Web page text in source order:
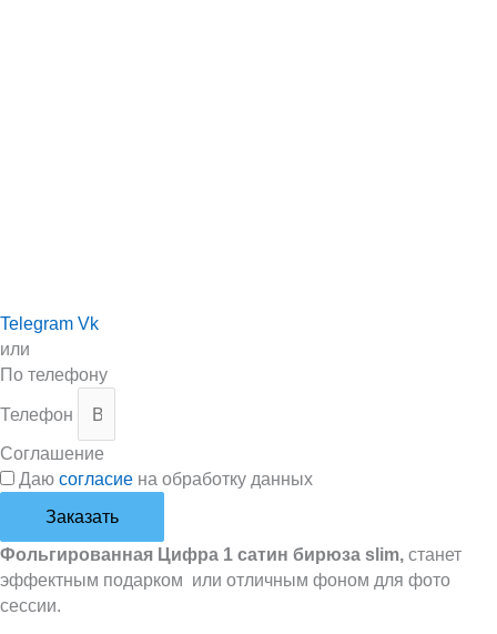
Telegram Vk
или
По телефону
Телефон
Соглашение
Даю согласие на обработку данных
Заказать
Фольгированная Цифра 1 сатин бирюза slim, станет
эффектным подарком или отличным фоном для фото
сессии.